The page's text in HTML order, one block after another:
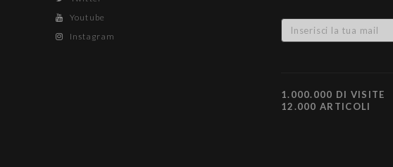
Youtube
Instagram
1.000.000 DI VISITE
12.000 ARTICOLI